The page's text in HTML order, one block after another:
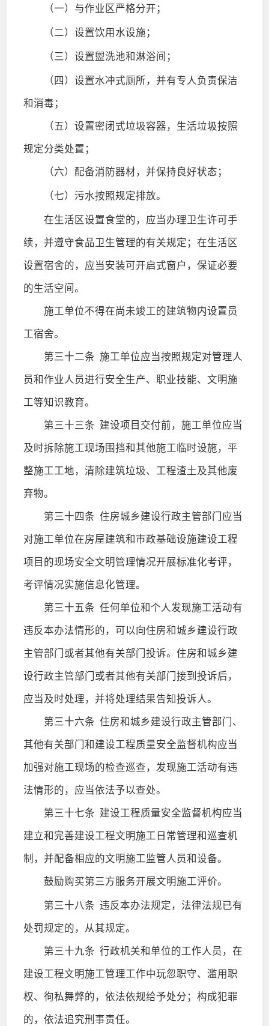
（一）与作业区严格分开；
（二）设置饮用水设施；
（三）设置盥洗池和淋浴间；
（四）设置水冲式厕所，并有专人负责保洁
和消毒；
（五）设置密闭式垃圾容器，生活垃圾按照
规定分类处置；
（六）配备消防器材，并保持良好状态；
（七）污水按照规定排放。
在生活区设置食堂的，应当办理卫生许可手
续，并遵守食品卫生管理的有关规定；在生活区
设置宿舍的，应当安装可开启式窗户，保证必要
的生活空间。
施工单位不得在尚未竣工的建筑物内设置员
工宿舍。
第三十二条 施工单位应当按照规定对管理人
员和作业人员进行安全生产、职业技能、文明施
工等知识教育。
第三十三条 建设项目交付前，施工单位应当
及时拆除施工现场围挡和其他施工临时设施，平
整施工工地，清除建筑垃圾、工程渣土及其他废
弃物。
第三十四条 住房城乡建设行政主管部门应当
对施工单位在房屋建筑和市政基础设施建设工程
项目的现场安全文明管理情况开展标准化考评，
考评情况实施信息化管理。
第三十五条 任何单位和个人发现施工活动有
违反本办法情形的，可以向住房和城乡建设行政
主管部门或者其他有关部门投诉。住房和城乡建
设行政主管部门或者其他有关部门接到投诉后，
应当及时处理，并将处理结果告知投诉人。
第三十六条 住房和城乡建设行政主管部门、
其他有关部门和建设工程质量安全监督机构应当
加强对施工现场的检查巡查，发现施工活动有违
法情形的，应当依法予以查处。
第三十七条 建设工程质量安全监督机构应当
建立和完善建设工程文明施工日常管理和巡查机
制，并配备相应的文明施工监管人员和设备。
鼓励购买第三方服务开展文明施工评价。
第三十八条 违反本办法规定，法律法规已有
处罚规定的，从其规定。
第三十九条 行政机关和单位的工作人员，在
建设工程文明施工管理工作中玩忽职守、滥用职
权、徇私舞弊的，依法依规给予处分；构成犯罪
的，依法追究刑事责任。